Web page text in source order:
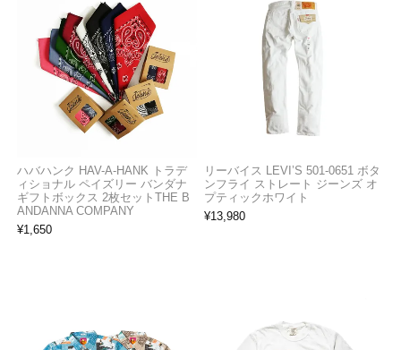
ハバハンク HAV-A-HANK トラデ
ィショナル ペイズリー バンダナ
ギフトボックス 2枚セットTHE B
ANDANNA COMPANY
¥1,650
リーバイス LEVI’S 501-0651 ボタ
ンフライ ストレート ジーンズ オ
プティックホワイト
¥13,980